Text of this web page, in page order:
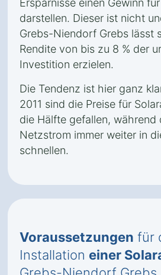
Ersparnisse einen Gewinn
darstellen. Dieser ist nicht
Grebs-Niendorf Grebs lässt
Rendite von bis zu 8 % der
Investition erzielen.
Die Tendenz ist hier ganz
2011 sind die Preise für
die Hälfte gefallen, während
Netzstrom immer weiter in
schnellen.
Voraussetzungen für
Installation einer